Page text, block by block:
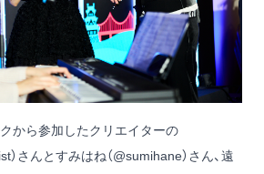
から参加したクリエイターの
）さんとすみはね（@sumihane）さん、遠